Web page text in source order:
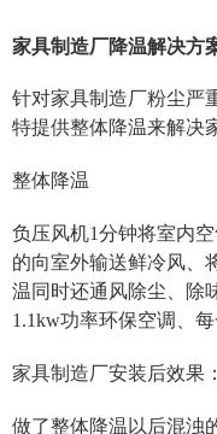
家具制造厂降温解决方
针对家具制造厂粉尘严
特提供整体降温来解决
整体降温
负压风机1分钟将室内
的向室外输送鲜冷风、
温同时还通风除尘、除
1.1kw功率环保空调、
家具制造厂安装后效果：
做了整体降温以后混浊